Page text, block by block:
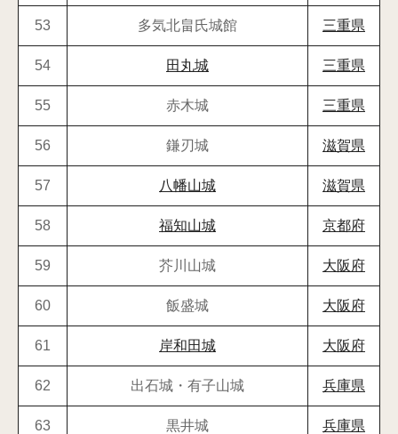
53 多気北畠氏城館 三重県
54 田丸城 三重県
55 赤木城 三重県
56 鎌刃城 滋賀県
57 八幡山城 滋賀県
58 福知山城 京都府
59 芥川山城 大阪府
60 飯盛城 大阪府
61 岸和田城 大阪府
62 出石城・有子山城 兵庫県
63 黒井城 兵庫県